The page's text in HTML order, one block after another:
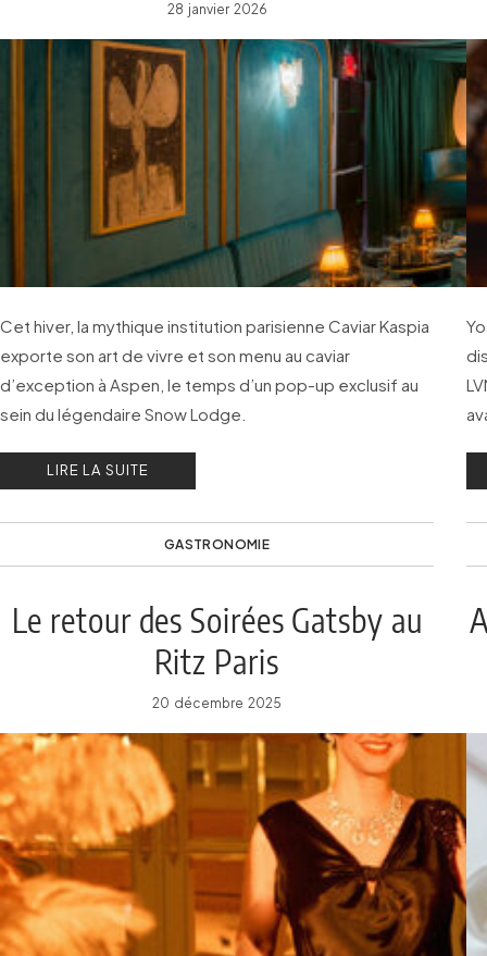
28 janvier 2026
Cet hiver, la mythique institution parisienne Caviar Kaspia
exporte son art de vivre et son menu au caviar
d’exception à Aspen, le temps d’un pop-up exclusif au
sein du légendaire Snow Lodge.
LIRE LA SUITE
GASTRONOMIE
Le retour des Soirées Gatsby au
Ritz Paris
20 décembre 2025